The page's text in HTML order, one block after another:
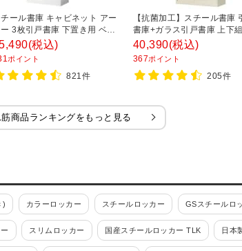
チール書庫 キャビネット アー
3枚引戸書庫 下置き用 ベー
き 幅800×奥行400×高さ
(税込)
ポイント
821件
【抗菌加工】スチール書庫
書庫+ガラス引戸書庫 上下
き オフィス キャビネット 国
成品 【SIAA】
40,390(税込)
367ポイント
205件
商品ランキングをもっと見る
) カラーロッカー スチールロッカー GSスチールロ
スリムロッカー 国産スチールロッカー TLK 日本